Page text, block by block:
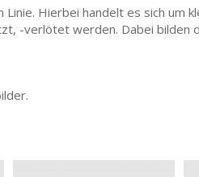
Hierbei handelt es sich um
-verlötet werden. Dabei bilden